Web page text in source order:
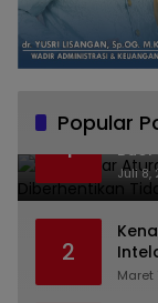
Popular
1
Buol
Dari
Juli 8,
2
Maret